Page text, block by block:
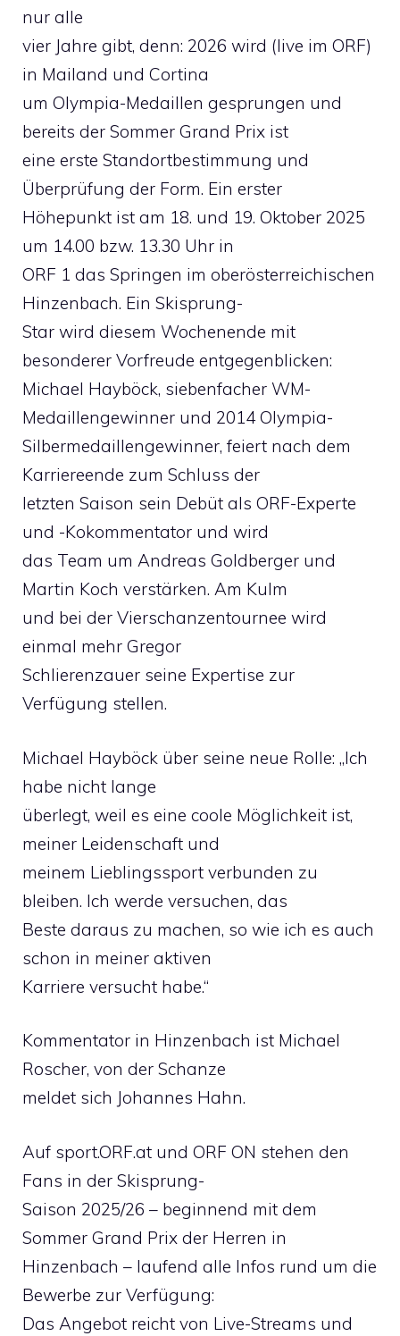
nur alle
vier Jahre gibt, denn: 2026 wird (live im ORF)
in Mailand und Cortina
um Olympia-Medaillen gesprungen und
bereits der Sommer Grand Prix ist
eine erste Standortbestimmung und
Überprüfung der Form. Ein erster
Höhepunkt ist am 18. und 19. Oktober 2025
um 14.00 bzw. 13.30 Uhr in
ORF 1 das Springen im oberösterreichischen
Hinzenbach. Ein Skisprung-
Star wird diesem Wochenende mit
besonderer Vorfreude entgegenblicken:
Michael Hayböck, siebenfacher WM-
Medaillengewinner und 2014 Olympia-
Silbermedaillengewinner, feiert nach dem
Karriereende zum Schluss der
letzten Saison sein Debüt als ORF-Experte
und -Kokommentator und wird
das Team um Andreas Goldberger und
Martin Koch verstärken. Am Kulm
und bei der Vierschanzentournee wird
einmal mehr Gregor
Schlierenzauer seine Expertise zur
Verfügung stellen.
Michael Hayböck über seine neue Rolle: „Ich
habe nicht lange
überlegt, weil es eine coole Möglichkeit ist,
meiner Leidenschaft und
meinem Lieblingssport verbunden zu
bleiben. Ich werde versuchen, das
Beste daraus zu machen, so wie ich es auch
schon in meiner aktiven
Karriere versucht habe.“
Kommentator in Hinzenbach ist Michael
Roscher, von der Schanze
meldet sich Johannes Hahn.
Auf sport.ORF.at und ORF ON stehen den
Fans in der Skisprung-
Saison 2025/26 – beginnend mit dem
Sommer Grand Prix der Herren in
Hinzenbach – laufend alle Infos rund um die
Bewerbe zur Verfügung:
Das Angebot reicht von Live-Streams und